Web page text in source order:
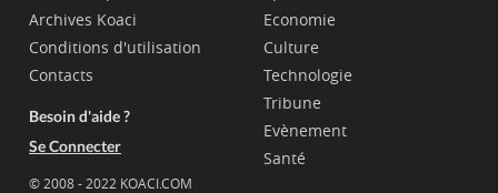
Archives Koaci
Conditions d'utilisation
Contacts
Besoin d'aide ?
Se Connecter
© 2008 - 2022 KOACI.COM
Economie
Culture
Technologie
Tribune
Evènement
Santé